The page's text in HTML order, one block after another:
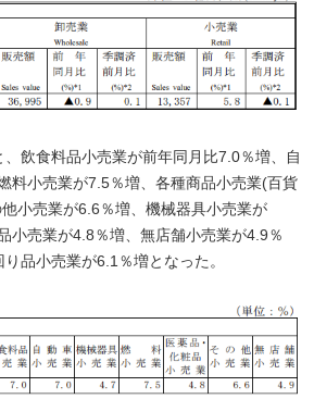
飲食料品小売業が前年同月比7.0％増、自
料小売業が7.5％増、各種商品小売業(百貨
小売業が6.6％増、機械器具小売業が
小売業が4.8％増、無店舗小売業が4.9％
品小売業が6.1％増となった。